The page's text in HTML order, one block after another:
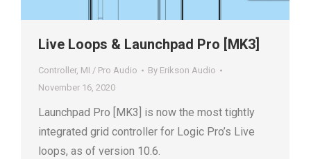
Live Loops & Launchpad Pro [MK3]
Controller, MI / Pro Audio By Erikson Audio
November 16, 2020
Launchpad Pro [MK3] is now the most tightly
integrated grid controller for Logic Pro’s Live
loops, as of version 10.6.